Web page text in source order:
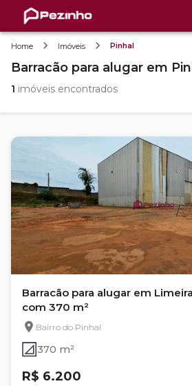
Home Imóveis Pinhal
Barracão para alugar em
1 imóveis encontrados
Barracão para alugar em
com 370 m²
Bairro do Pinhal
370 m²
R$ 6.200